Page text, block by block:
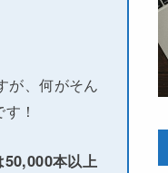
が、何がそん
！
50,000本以上